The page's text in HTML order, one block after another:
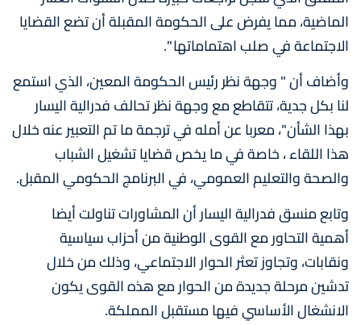
الماضية، مما يفرض على الحكومة المقبلة أن تضع القضايا
الاجتماعة في صلب اهتماماتها ".
وأضاف أن " وجهة نظر رئيس الحكومة المعين، الذي استمع
لنا بكل جدية، تتقاطع مع وجهة نظر تحالف فدرالية اليسار
بهذا الشأن"، معربا عن أمله في ترجمة ما تم التعبير عنه خلال
هذا اللقاء ، خاصة في ما يخص قضايا تشغيل الشباب
والصحة والتعليم العمومي، في البرنامج الحكومي المقبل.
وتابع منسق فدرالية اليسار أن المشاورات تناولت أيضا
أهمية التحاور مع القوى الوطنية من أحزاب سياسية
ونقابات، وتجاوز تعثر الحوار الاجتماعي، وذلك من خلال
تدشين مرحلة جديدة من الحوار مع هذه القوى يكون
الانشغال الأساسي فيها مستقبل المملكة.